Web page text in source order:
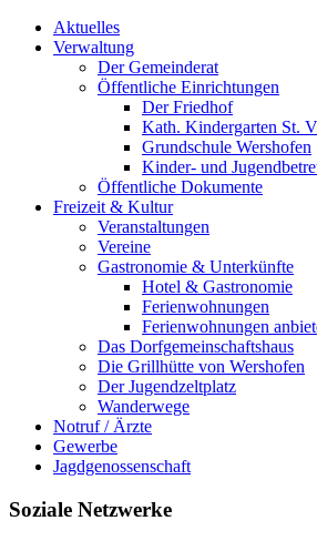
Aktuelles
Verwaltung
Der Gemeinderat
Öffentliche Einrichtungen
Der Friedhof
Kath. Kindergarten St.
Grundschule Wershofen
Kinder- und
Öffentliche Dokumente
Freizeit & Kultur
Veranstaltungen
Vereine
Gastronomie & Unterkünfte
Hotel & Gastronomie
Ferienwohnungen
Ferienwohnungen
Das Dorfgemeinschaftshaus
Die Grillhütte von Wershofen
Der Jugendzeltplatz
Wanderwege
Notruf / Ärzte
Gewerbe
Jagdgenossenschaft
Soziale Netzwerke